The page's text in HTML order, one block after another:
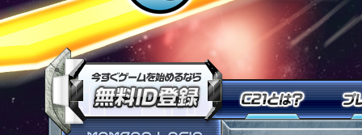
Ｃ２１
今すぐ「鋼鉄戦記Ｃ２１」